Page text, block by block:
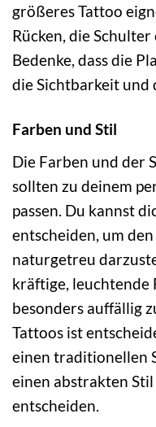
größeres Tattoo
Rücken, die
Bedenke, dass die
die Sichtbarkeit und
Farben und Stil
Die Farben und der
sollten zu deinem
passen. Du kannst
entscheiden, um
naturgetreu
kräftige, leuchtende
besonders auffällig
Tattoos ist
einen traditionellen
einen abstrakten
entscheiden.